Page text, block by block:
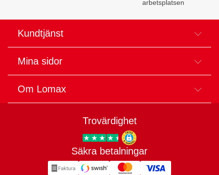
arbetsplatsen
Kundtjänst
Mina sidor
Om Lomax
Trovärdighet
Trygg E-handel
Säkra betalningar